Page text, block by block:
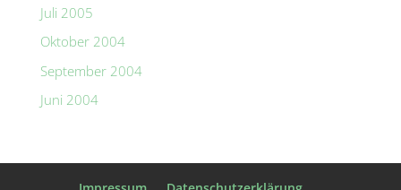
Juli 2005
Oktober 2004
September 2004
Juni 2004